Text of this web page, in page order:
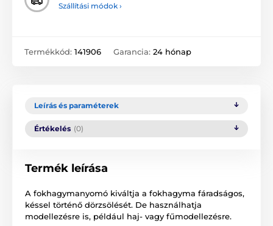
Szállítási módok ›
Termékkód: 141906 Garancia: 24 hónap
Leírás és paraméterek
Értékelés (0)
Termék leírása
A fokhagymanyomó kiváltja a fokhagyma fáradságos,
késsel történő dörzsölését. De használhatja
modellezésre is, például haj- vagy fűmodellezésre.